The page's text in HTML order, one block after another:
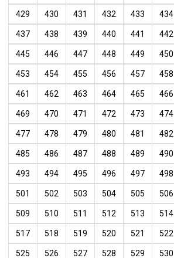
429 430 431 432 433 434
437 438 439 440 441 442
445 446 447 448 449 450
453 454 455 456 457 458
461 462 463 464 465 466
469 470 471 472 473 474
477 478 479 480 481 482
485 486 487 488 489 490
493 494 495 496 497 498
501 502 503 504 505 506
509 510 511 512 513 514
517 518 519 520 521 522
525 526 527 528 529 530